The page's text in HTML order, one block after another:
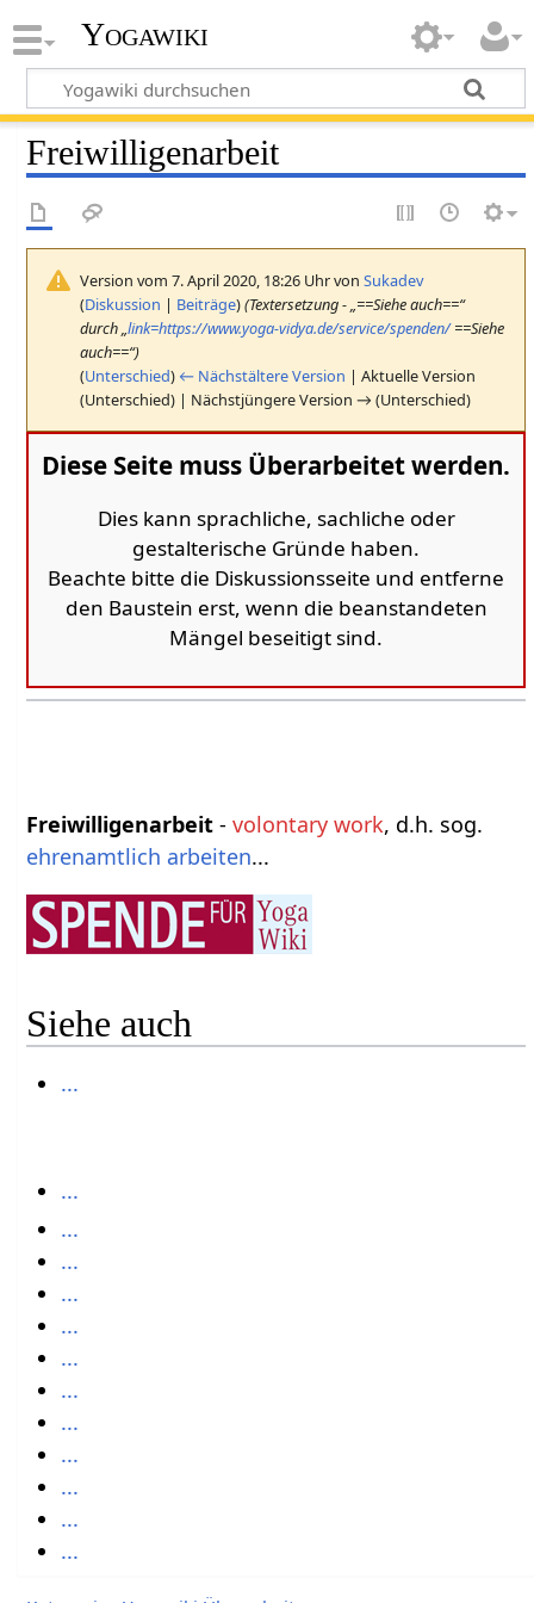
Yogawiki
Freiwilligenarbeit
Version vom 7. April 2020, 18:26 Uhr vonSukadev
(Diskussion | Beiträge)(Textersetzung - „==Siehe auch==“
durch „link=https://www.yoga-vidya.de/service/spenden/==Siehe
auch==“)
(Unterschied) ← Nächstältere Version | Aktuelle Version
(Unterschied) | Nächstjüngere Version → (Unterschied)
Diese Seite muss Überarbeitet werden.
Dies kann sprachliche, sachliche oder
gestalterische Gründe haben.
Beachte bitte die Diskussionsseite und entferne
den Baustein erst, wenn die beanstandeten
Mängel beseitigt sind.
Freiwilligenarbeit -volontary work, d.h. sog.
ehrenamtlich arbeiten...
Siehe auch
...
...
...
...
...
...
...
...
...
...
...
...
...